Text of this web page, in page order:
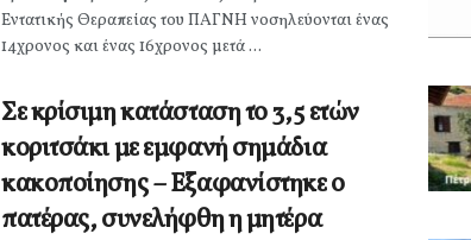
Εντατικής Θεραπείας του ΠΑΓΝΗ νοσηλεύονται ένας
14χρονος και ένας 16χρονος μετά ...
Σε κρίσιμη κατάσταση το 3,5 ετών
κοριτσάκι με εμφανή σημάδια
κακοποίησης – Εξαφανίστηκε ο
πατέρας, συνελήφθη η μητέρα